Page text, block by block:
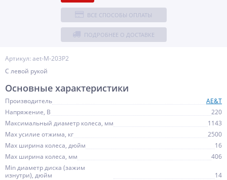
Артикул: aet-M-203P2
С левой рукой
ВСЕ СПОСОБЫ ОПЛАТЫ
ПОДРОБНЕЕ О ДОСТАВКЕ
Основные характеристики
Производитель
AE&T
Напряжение, В
220
Максимальный диаметр колеса, мм
1143
Max усилие отжима, кг
2500
Max ширина колеса, дюйм
16
Max ширина колеса, мм
406
Min диаметр диска (зажим
изнутри), дюйм
14